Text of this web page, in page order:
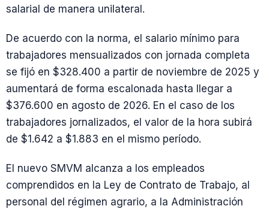
salarial de manera unilateral.
De acuerdo con la norma, el salario mínimo para
trabajadores mensualizados con jornada completa
se fijó en $328.400 a partir de noviembre de 2025 y
aumentará de forma escalonada hasta llegar a
$376.600 en agosto de 2026. En el caso de los
trabajadores jornalizados, el valor de la hora subirá
de $1.642 a $1.883 en el mismo período.
El nuevo SMVM alcanza a los empleados
comprendidos en la Ley de Contrato de Trabajo, al
personal del régimen agrario, a la Administración